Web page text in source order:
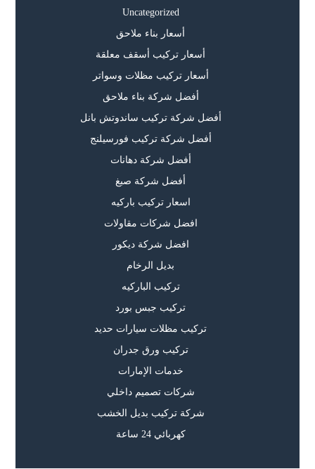
Uncategorized
أسعار بناء ملاحق
أسعار تركيب أسقف معلقة
أسعار تركيب مظلات وسواتر
أفضل شركة بناء ملاحق
أفضل شركة تركيب ساندوتش بانل
أفضل شركة تركيب فورسيلنج
أفضل شركة دهانات
أفضل شركة صبغ
اسعار تركيب باركيه
افضل شركات مقاولات
افضل شركة ديكور
بديل الرخام
تركيب الباركيه
تركيب جبس بورد
تركيب مظلات سيارات حديد
تركيب ورق جدران
خدمات الإمارات
شركات تصميم داخلي
شركة تركيب بديل الخشب
كهربائي 24 ساعة